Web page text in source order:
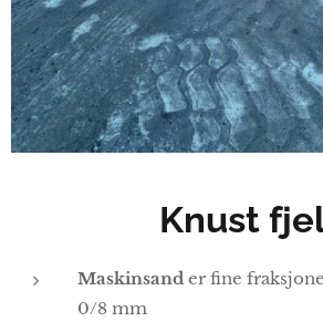
Knust
Maskinsand er fine
0/8 mm